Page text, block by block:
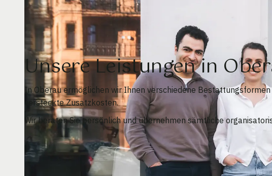
Unsere Leistungen in
In Oberau ermöglichen wir Ihnen verschiedene
versteckte Zusatzkosten.
Wir beraten Sie persönlich und übernehmen sämtliche